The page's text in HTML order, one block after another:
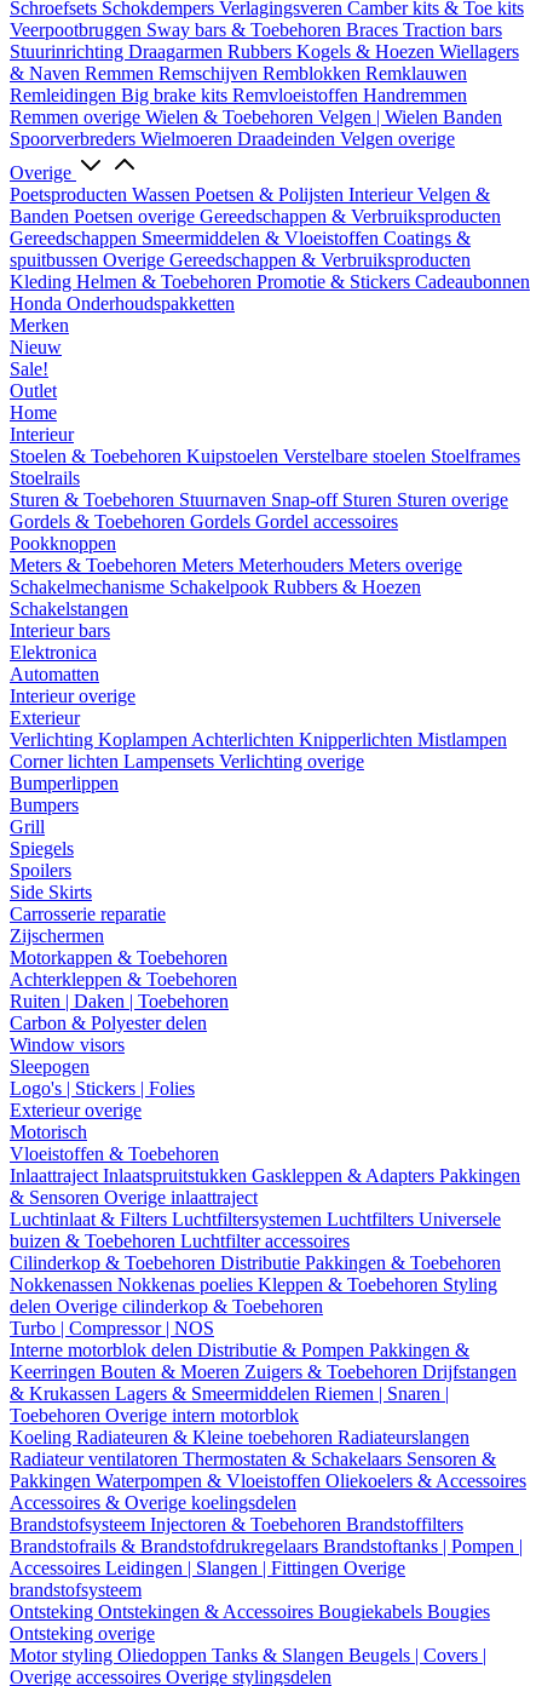
Schroefsets Schokdempers Verlagingsveren Camber kits & Toe kits
Veerpootbruggen Sway bars & Toebehoren Braces Traction bars
Stuurinrichting Draagarmen Rubbers Kogels & Hoezen Wiellagers
& Naven Remmen Remschijven Remblokken Remklauwen
Remleidingen Big brake kits Remvloeistoffen Handremmen
Remmen overige Wielen & Toebehoren Velgen | Wielen Banden
Spoorverbreders Wielmoeren Draadeinden Velgen overige
Overige
Poetsproducten Wassen Poetsen & Polijsten InterieurVelgen &
Banden Poetsen overige Gereedschappen & Verbruiksproducten
Gereedschappen Smeermiddelen & Vloeistoffen Coatings &
spuitbussen Overige Gereedschappen & Verbruiksproducten
Kleding Helmen & Toebehoren Promotie & Stickers Cadeaubonnen
Honda Onderhoudspakketten
Merken
Nieuw
Sale!
Outlet
Home
Interieur
Stoelen & Toebehoren Kuipstoelen Verstelbare stoelen Stoelframes
Stoelrails
Sturen & Toebehoren Stuurnaven Snap-off Sturen Sturen overige
Gordels & Toebehoren Gordels Gordel accessoires
Pookknoppen
Meters & Toebehoren Meters Meterhouders Meters overige
Schakelmechanisme Schakelpook Rubbers & Hoezen
Schakelstangen
Interieur bars
Elektronica
Automatten
Interieur overige
Exterieur
Verlichting Koplampen Achterlichten Knipperlichten Mistlampen
Corner lichten Lampensets Verlichting overige
Bumperlippen
Bumpers
Grill
Spiegels
Spoilers
Side Skirts
Carrosserie reparatie
Zijschermen
Motorkappen & Toebehoren
Achterkleppen & Toebehoren
Ruiten | Daken | Toebehoren
Carbon & Polyester delen
Window visors
Sleepogen
Logo's | Stickers | Folies
Exterieur overige
Motorisch
Vloeistoffen & Toebehoren
Inlaattraject Inlaatspruitstukken Gaskleppen & Adapters Pakkingen
& Sensoren Overige inlaattraject
Luchtinlaat & Filters Luchtfiltersystemen Luchtfilters Universele
buizen & Toebehoren Luchtfilter accessoires
Cilinderkop & Toebehoren Distributie Pakkingen & Toebehoren
Nokkenassen Nokkenas poelies Kleppen & Toebehoren Styling
delen Overige cilinderkop & Toebehoren
Turbo | Compressor | NOS
Interne motorblok delen Distributie & Pompen Pakkingen &
Keerringen Bouten & Moeren Zuigers & Toebehoren Drijfstangen
& Krukassen Lagers & Smeermiddelen Riemen | Snaren |
Toebehoren Overige intern motorblok
Koeling Radiateuren & Kleine toebehoren Radiateurslangen
Radiateur ventilatoren Thermostaten & Schakelaars Sensoren &
Pakkingen Waterpompen & Vloeistoffen Oliekoelers & Accessoires
Accessoires & Overige koelingsdelen
Brandstofsysteem Injectoren & Toebehoren Brandstoffilters
Brandstofrails & Brandstofdrukregelaars Brandstoftanks | Pompen |
Accessoires Leidingen | Slangen | Fittingen Overige
brandstofsysteem
Ontsteking Ontstekingen & Accessoires Bougiekabels Bougies
Ontsteking overige
Motor styling Oliedoppen Tanks & Slangen Beugels | Covers |
Overige accessoires Overige stylingsdelen